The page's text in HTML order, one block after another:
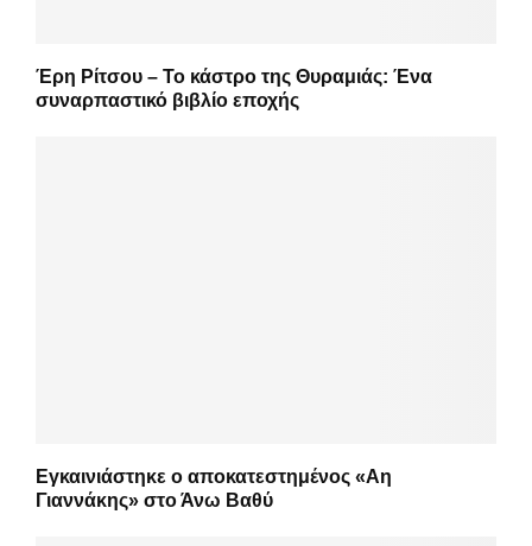
Έρη Ρίτσου – Το κάστρο της Θυραμιάς: Ένα
συναρπαστικό βιβλίο εποχής
Εγκαινιάστηκε ο αποκατεστημένος «Αη
Γιαννάκης» στο Άνω Βαθύ